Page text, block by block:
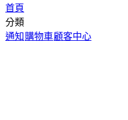
首頁
分類
通知 購物車顧客中心